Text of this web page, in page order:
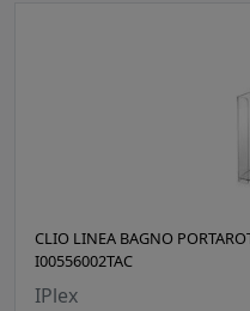
CLIO LINEA BAGNO
I00556002TAC
IPlex